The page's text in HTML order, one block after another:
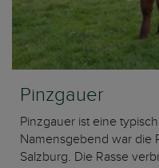
Pinzgauer
Pinzgauer ist eine
Namensgebend war die
Salzburg. Die Rasse